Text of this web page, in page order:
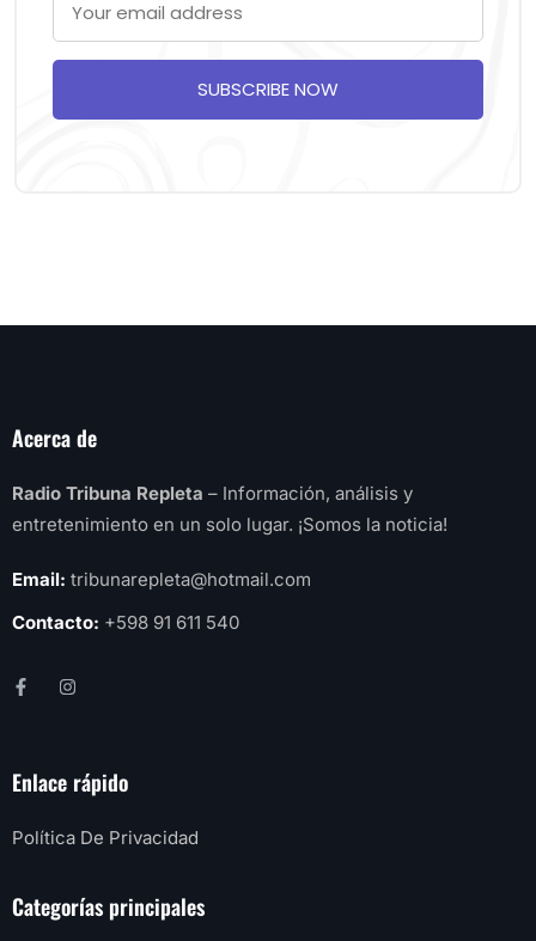
SUBSCRIBE NOW
Acerca de
Radio Tribuna Repleta – Información, análisis y
entretenimiento en un solo lugar. ¡Somos la noticia!
Email: tribunarepleta@hotmail.com
Contacto: +598 91 611 540
Enlace rápido
Política De Privacidad
Categorías principales